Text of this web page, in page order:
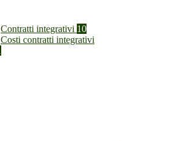
Contratti integrativi 10
Costi contratti integrativi